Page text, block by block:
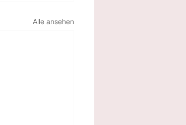
Alle ansehen